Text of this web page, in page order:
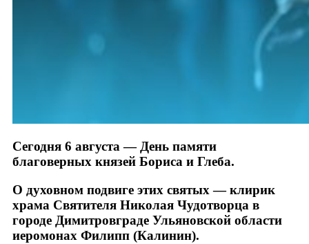
Сегодня 6 августа — День памяти
благоверных князей Бориса и Глеба.
О духовном подвиге этих святых — клирик
храма Святителя Николая Чудотворца в
городе Димитровграде Ульяновской области
иеромонах Филипп (Калинин).